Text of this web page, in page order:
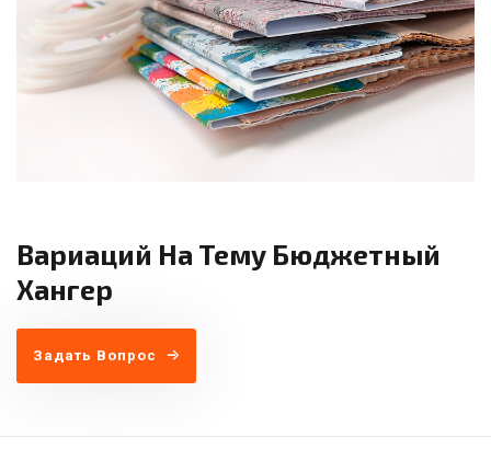
Вариаций На Тему Бюджетный
Хангер
Задать Вопрос